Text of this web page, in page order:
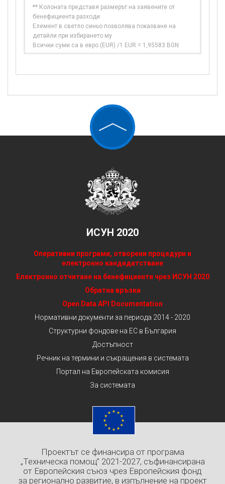
** Колоната представя размерът на заявените от
бенефициента разходи
Елемент в светло синьо позволява показване на
детайли при избирането му
Всички суми са в евро (EUR) /1 EUR = 1,95583 BGN
ИСУН 2020
Оперативни програми, отворени процедури и
електронно кандидатстване
Електронно отчитане на бенефициенти чрез ИСУН 2020
Обратна връзка
Open Data API Documentation
Нормативни документи за периода 2014 - 2020
Структурни фондове на ЕС в България
Достъпност
Речник на термини и съкращения в системата
Портал на Европейската комисия
За системата
Проектът се финансира от програма
„Техническа помощ” 2021-2027, съфинансирана
от Европейския съюз чрез Европейския фонд
за регионално развитие, в изпълнение на проект